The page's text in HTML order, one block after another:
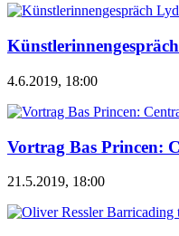
4.6.2019, 18:00
Vortrag Bas Princen:
21.5.2019, 18:00